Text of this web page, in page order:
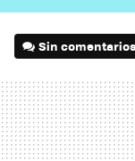
Sin comentarios